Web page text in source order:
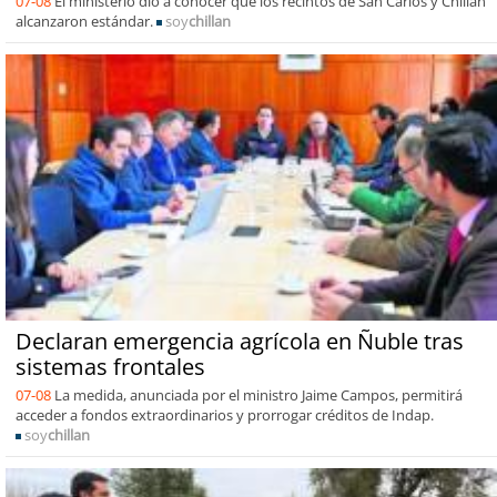
alcanzaron estándar.
soychillan
Declaran emergencia agrícola en Ñuble tras
sistemas frontales
07-08 La medida, anunciada por el ministro Jaime Campos, permitirá
acceder a fondos extraordinarios y prorrogar créditos de Indap.
soychillan